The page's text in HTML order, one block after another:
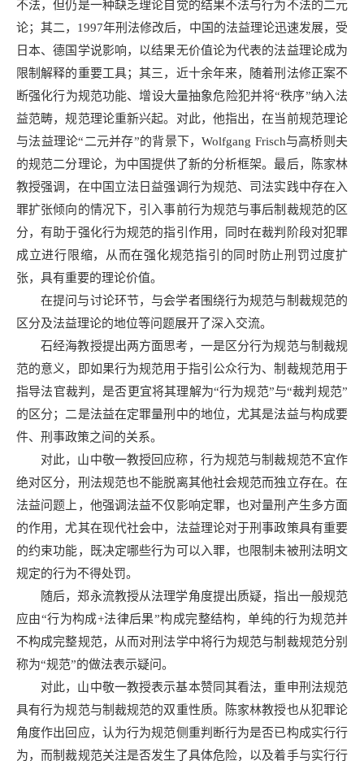
不法，但仍是一种缺乏理论自觉的结果不法与行为不法的二元
论；其二，1997年刑法修改后，中国的法益理论迅速发展，受
日本、德国学说影响，以结果无价值论为代表的法益理论成为
限制解释的重要工具；其三，近十余年来，随着刑法修正案不
断强化行为规范功能、增设大量抽象危险犯并将“秩序”纳入法
益范畴，规范理论重新兴起。对此，他指出，在当前规范理论
与法益理论“二元并存”的背景下，Wolfgang Frisch与高桥则夫
的规范二分理论，为中国提供了新的分析框架。最后，陈家林
教授强调，在中国立法日益强调行为规范、司法实践中存在入
罪扩张倾向的情况下，引入事前行为规范与事后制裁规范的区
分，有助于强化行为规范的指引作用，同时在裁判阶段对犯罪
成立进行限缩，从而在强化规范指引的同时防止刑罚过度扩
张，具有重要的理论价值。
在提问与讨论环节，与会学者围绕行为规范与制裁规范的
区分及法益理论的地位等问题展开了深入交流。
石经海教授提出两方面思考，一是区分行为规范与制裁规
范的意义，即如果行为规范用于指引公众行为、制裁规范用于
指导法官裁判，是否更宜将其理解为“行为规范”与“裁判规范”
的区分；二是法益在定罪量刑中的地位，尤其是法益与构成要
件、刑事政策之间的关系。
对此，山中敬一教授回应称，行为规范与制裁规范不宜作
绝对区分，刑法规范也不能脱离其他社会规范而独立存在。在
法益问题上，他强调法益不仅影响定罪，也对量刑产生多方面
的作用，尤其在现代社会中，法益理论对于刑事政策具有重要
的约束功能，既决定哪些行为可以入罪，也限制未被刑法明文
规定的行为不得处罚。
随后，郑永流教授从法理学角度提出质疑，指出一般规范
应由“行为构成+法律后果”构成完整结构，单纯的行为规范并
不构成完整规范，从而对刑法学中将行为规范与制裁规范分别
称为“规范”的做法表示疑问。
对此，山中敬一教授表示基本赞同其看法，重申刑法规范
具有行为规范与制裁规范的双重性质。陈家林教授也从犯罪论
角度作出回应，认为行为规范侧重判断行为是否已构成实行行
为，而制裁规范关注是否发生了具体危险，以及着手与实行行